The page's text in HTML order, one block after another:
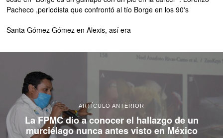
Pacheco ,periodista que confrontó al tío Borge en los 90's
Santa Gómez Gómez enAlexis, así era
ARTÍCULO ANTERIOR
La FPMC dio a conocer el hallazgo de un
murciélago nunca antes visto en México